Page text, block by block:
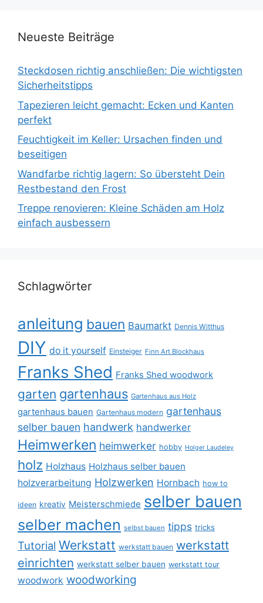
Neueste Beiträge
Steckdosen richtig anschließen: Die wichtigsten
Sicherheitstipps
Tapezieren leicht gemacht: Ecken und Kanten
perfekt
Feuchtigkeit im Keller: Ursachen finden und
beseitigen
Wandfarbe richtig lagern: So übersteht Dein
Restbestand den Frost
Treppe renovieren: Kleine Schäden am Holz
einfach ausbessern
Schlagwörter
anleitung bauen Baumarkt Dennis Witthus
DIY do it yourself Einsteiger Finn Art Blockhaus
Franks Shed Franks Shed woodwork
garten gartenhaus Gartenhaus aus Holz
gartenhaus bauen Gartenhaus modern gartenhaus
selber bauen handwerk handwerker
Heimwerken heimwerker hobby Holger Laudeley
holz Holzhaus Holzhaus selber bauen
holzverarbeitung Holzwerken Hornbach how to
ideen kreativ Meisterschmiede selber bauen
selber machen selbst bauen tipps tricks
Tutorial Werkstatt werkstatt bauen werkstatt
einrichten werkstatt selber bauen werkstatt tour
woodwork woodworking